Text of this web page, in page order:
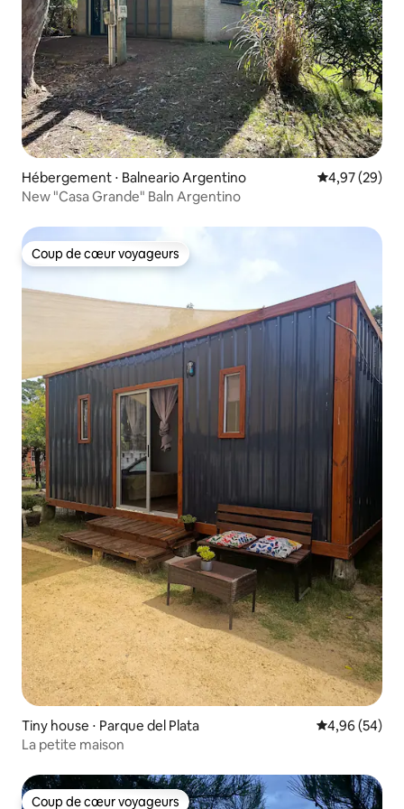
Hébergement ⋅ Balneario Argentino Évaluation
4,97 (29)
New "Casa Grande" Baln Argentino
Coup de cœur voyageurs
Coup de cœur voyageurs
Tiny house ⋅ Parque del Plata Évaluation
4,96 (54)
La petite maison
Coup de cœur voyageurs